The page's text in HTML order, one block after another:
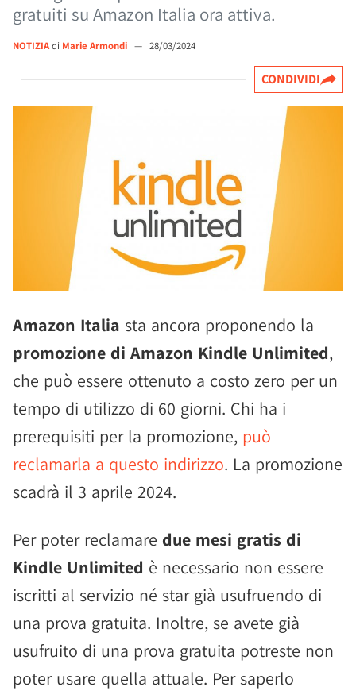
gratuiti su Amazon Italia ora attiva.
NOTIZIAdi Marie Armondi — 28/03/2024
CONDIVIDI
Amazon Italia sta ancora proponendo la
promozione di Amazon Kindle Unlimited,
che può essere ottenuto a costo zero per un
tempo di utilizzo di 60 giorni. Chi ha i
prerequisiti per la promozione, può
reclamarla a questo indirizzo. La promozione
scadrà il 3 aprile 2024.
Per poter reclamare due mesi gratis di
Kindle Unlimited è necessario non essere
iscritti al servizio né star già usufruendo di
una prova gratuita. Inoltre, se avete già
usufruito di una prova gratuita potreste non
poter usare quella attuale. Per saperlo